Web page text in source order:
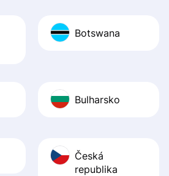
Botswana
Bulharsko
Česká
republika